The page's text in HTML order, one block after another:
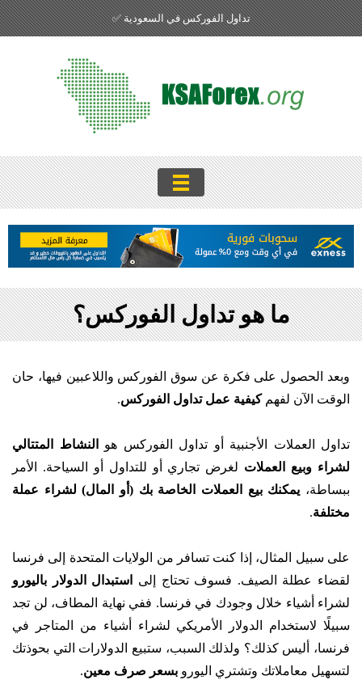
تداول الفوركس في السعودية ✅
ما هو تداول الفوركس؟
وبعد الحصول على فكرة عن سوق الفوركس واللاعبين فيها، حان
الوقت الآن لفهمكيفية عمل تداول الفوركس.
تداول العملات الأجنبية أو تداول الفوركس هو
النشاط المتتالي
لشراء وبيع العملات لغرض تجاري أو للتداول أو السياحة. الأمر
ببساطة، يمكنك بيع العملات الخاصة بك (أو المال) لشراء عملة
مختلفة.
على سبيل المثال، إذا كنت تسافر من الولايات المتحدة إلى فرنسا
لقضاء عطلة الصيف. فسوف تحتاج إلى
استبدال الدولار باليورو
لشراء أشياء خلال وجودك في فرنسا. ففي نهاية المطاف، لن تجد
سبيلًا لاستخدام الدولار الأمريكي لشراء أشياء من المتاجر في
فرنسا، أليس كذلك؟ ولذلك السبب، ستبيع الدولارات التي بحوذتك
لتسهيل معاملاتك وتشتري اليورو بسعر صرف معين.